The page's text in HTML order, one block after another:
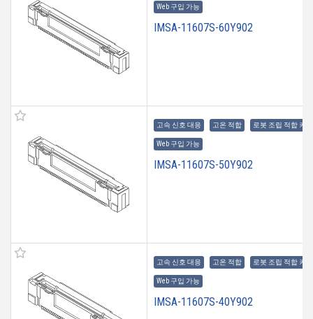
Web 구입 가능
IMSA-11607S-60Y902
고속 신호 대응 고온 적합 로봇 조립 적합 커
Web 구입 가능
IMSA-11607S-50Y902
고속 신호 대응 고온 적합 로봇 조립 적합 커
Web 구입 가능
IMSA-11607S-40Y902